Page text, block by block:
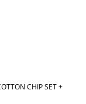
CHIP SET +